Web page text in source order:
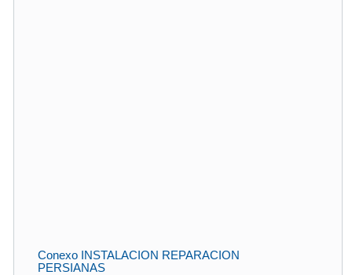
Conexo INSTALACION REPARACION
PERSIANAS